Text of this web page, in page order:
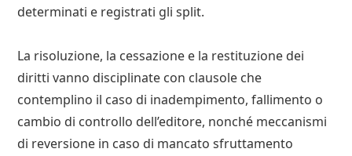
determinati e registrati gli split.
La risoluzione, la cessazione e la restituzione dei
diritti vanno disciplinate con clausole che
contemplino il caso di inadempimento, fallimento o
cambio di controllo dell’editore, nonché meccanismi
di reversione in caso di mancato sfruttamento